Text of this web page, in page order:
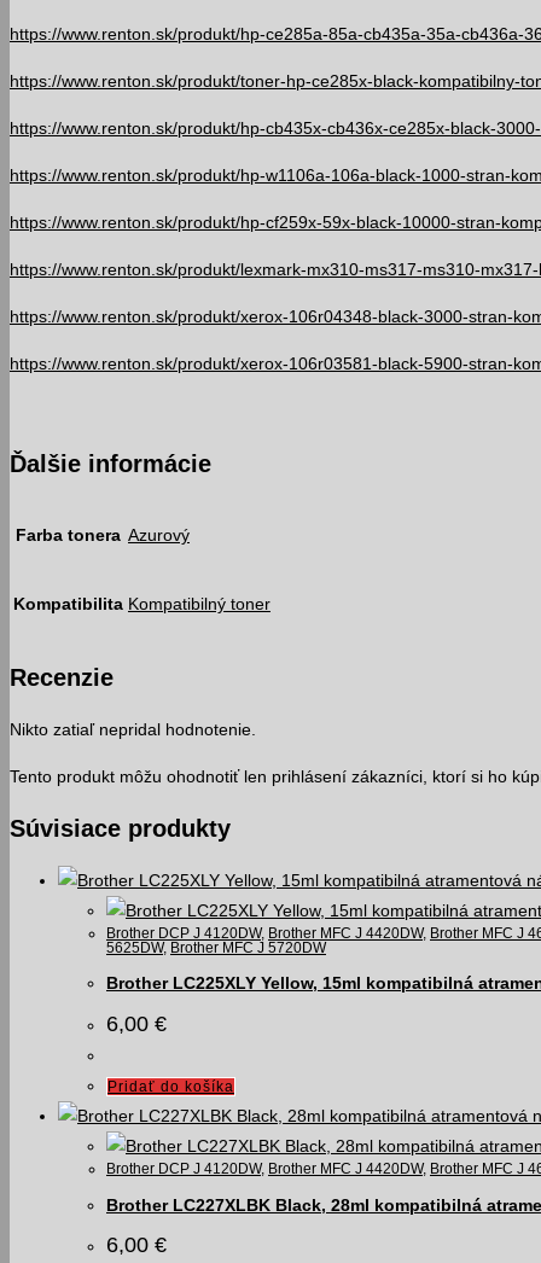
https://www.renton.sk/produkt/hp-ce285a-85a-cb435a-35a-cb436a-
https://www.renton.sk/produkt/toner-hp-ce285x-black-kompatibilny-
https://www.renton.sk/produkt/hp-cb435x-cb436x-ce285x-black-
https://www.renton.sk/produkt/hp-w1106a-106a-black-1000-stran-
https://www.renton.sk/produkt/hp-cf259x-59x-black-10000-stran-
https://www.renton.sk/produkt/lexmark-mx310-ms317-ms310-
https://www.renton.sk/produkt/xerox-106r04348-black-3000-stran-
https://www.renton.sk/produkt/xerox-106r03581-black-5900-stran-
Ďalšie informácie
Farba tonera Azurový
Kompatibilita Kompatibilný toner
Recenzie
Nikto zatiaľ nepridal hodnotenie.
Tento produkt môžu ohodnotiť len prihlásení zákazníci, ktorí si ho
Súvisiace produkty
Brother DCP J 4120DW, Brother MFC J 4420DW, Brother MFC J
5625DW, Brother MFC J 5720DW
Brother LC225XLY Yellow, 15ml kompatibilná
6,00 €
Pridať do košíka
Brother DCP J 4120DW, Brother MFC J 4420DW, Brother MFC J
Brother LC227XLBK Black, 28ml kompatibilná
6,00 €